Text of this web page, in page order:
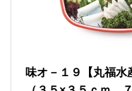
味オ－１９【丸福水